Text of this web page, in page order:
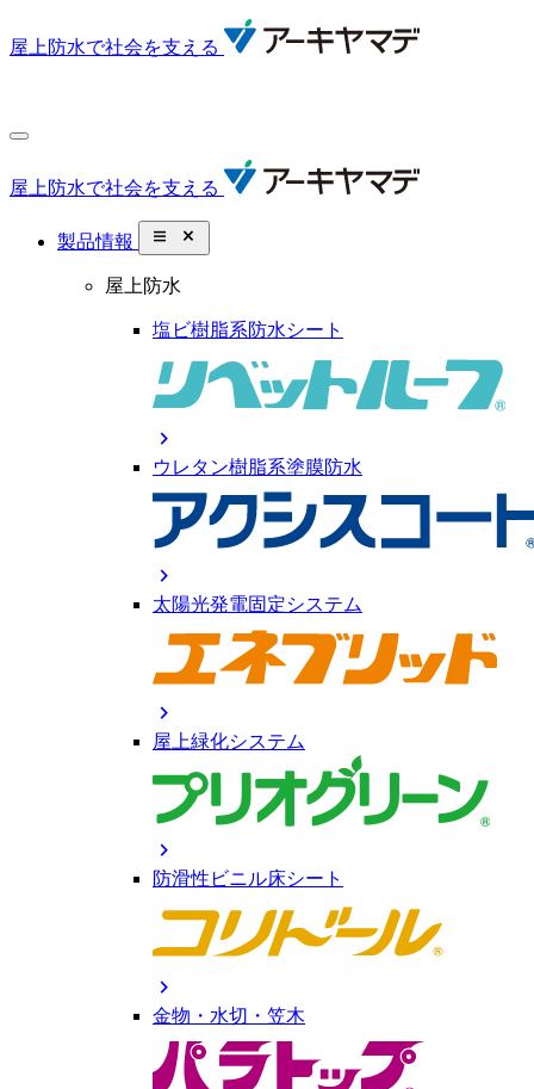
屋上防水で社会を支える
屋上防水で社会を支える
製品情報 close_small
屋上防水
塩ビ樹脂系防水シート
chevron_right
ウレタン樹脂系塗膜防水
chevron_right
太陽光発電固定システム
chevron_right
屋上緑化システム
chevron_right
防滑性ビニル床シート
chevron_right
金物・水切・笠木